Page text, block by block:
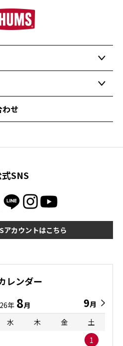
せ
SNS
アカウントはこちら
レンダー
年 8月 9月
水 木 金
土
1